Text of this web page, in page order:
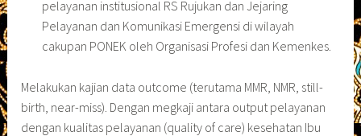
pelayanan institusional RS Rujukan dan Jejaring
Pelayanan dan Komunikasi Emergensi di wilayah
cakupan PONEK oleh Organisasi Profesi dan Kemenkes.
Melakukan kajian data outcome (terutama MMR, NMR, still-
birth, near-miss). Dengan megkaji antara output pelayanan
dengan kualitas pelayanan (quality of care) kesehatan Ibu